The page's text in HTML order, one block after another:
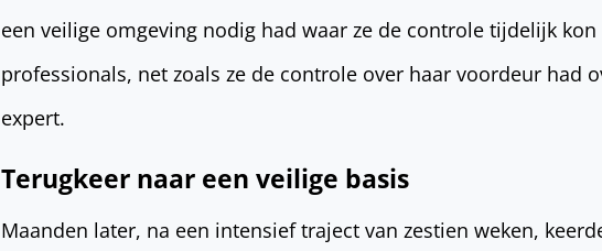
een veilige omgeving nodig had waar ze de controle tijdelijk kon
professionals, net zoals ze de controle over haar voordeur had
expert.
Terugkeer naar een veilige basis
Maanden later, na een intensief traject van zestien weken,